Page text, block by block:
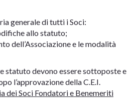
generale di tutti i Soci:
allo statuto;
dell’Associazione e le modalità
statuto devono essere sottoposte e
l’approvazione della C.E.I.
dei Soci Fondatori e Benemeriti